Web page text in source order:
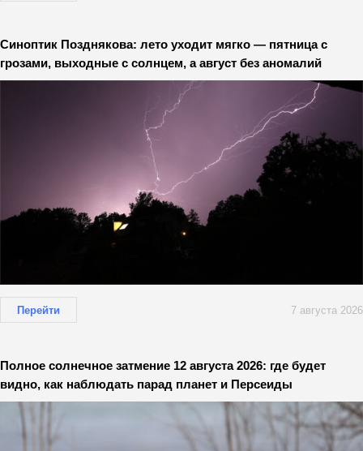
Синоптик Позднякова: лето уходит мягко — пятница с
грозами, выходные с солнцем, а август без аномалий
Перейти 7 августа 2026
Полное солнечное затмение 12 августа 2026: где будет
видно, как наблюдать парад планет и Персеиды